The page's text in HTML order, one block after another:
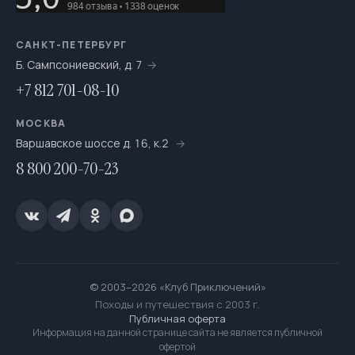
На катамаранах
На каяках по Санкт-Петербургу
На морских каяках
На пакрафтах
На сапсёрфах
Переходы налегке 525
САНКТ-ПЕТЕРБУРГ
Б. Сампсониевский, д. 7
+7 812 701-08-10
МОСКВА
Варшавское шоссе д. 16, к.2
8 800 200-70-23
© 2003–2026 «Клуб Приключений»
Походы и путешествия с 2003 г.
Публичная оферта
Информация на данной странице сайта не является публичной
офертой